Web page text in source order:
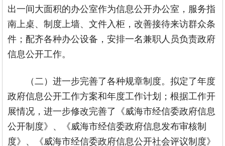
出一间大面积的办公室作为信息公开办公室，服务指
南上桌、制度上墙、文件入柜，改善接待来访群众条
件；配齐各种办公设备，安排一名兼职人员负责政府
信息公开工作。
（二）进一步完善了各种规章制度。拟定了年度
政府信息公开工作方案和年度工作计划；根据工作开
展情况，进一步修改完善了《威海市经信委政府信息
公开制度》、《威海市经信委政府信息发布审核制
度》、《威海市经信委政府信息公开社会评议制度》